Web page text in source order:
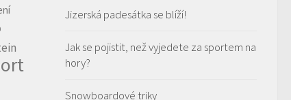
Jizerská padesátka se blíží!
Jak se pojistit, než vyjedete za sportem na
hory?
Snowboardové triky